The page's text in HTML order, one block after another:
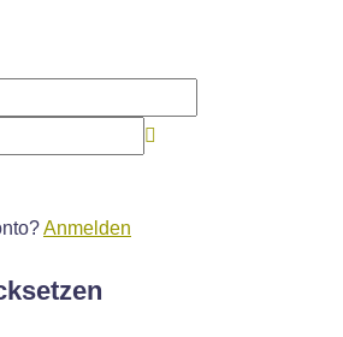
Anmelden